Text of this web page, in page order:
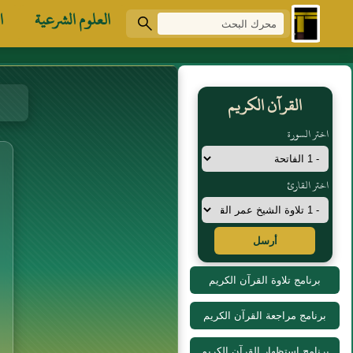
العلوم الشرعية
القرآن الكريم
اختر السورة
اختر القارئ
أرسل
برنامج تلاوة القرآن الكريم
برنامج مراجعة القرآن الكريم